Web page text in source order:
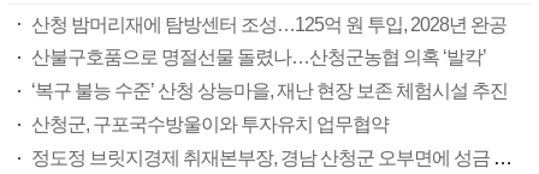
산청 밤머리재에 탐방센터 조성…125억 원 투입, 2028년 완공
산불구호품으로 명절선물 돌렸나…산청군농협 의혹 ‘발칵’
‘복구 불능 수준’ 산청 상능마을, 재난 현장 보존 체험시설 추진
산청군, 구포국수방울이와 투자유치 업무협약
정도정 브릿지경제 취재본부장, 경남 산청군 오부면에 성금 기탁